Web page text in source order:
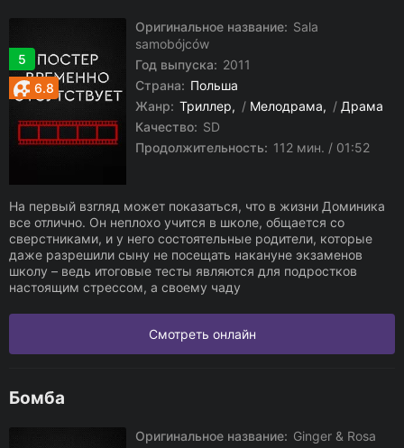
5
6.8
Оригинальное название: Sala
samobójców
Год выпуска: 2011
Страна: Польша
Жанр: Триллер / Мелодрама / Драма
Качество: SD
Продолжительность: 112 мин. / 01:52
На первый взгляд может показаться, что в жизни Доминика
все отлично. Он неплохо учится в школе, общается со
сверстниками, и у него состоятельные родители, которые
даже разрешили сыну не посещать накануне экзаменов
школу – ведь итоговые тесты являются для подростков
настоящим стрессом, а своему чаду
Смотреть онлайн
Бомба
Оригинальное название: Ginger & Rosa